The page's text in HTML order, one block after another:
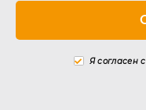
Я согласен с